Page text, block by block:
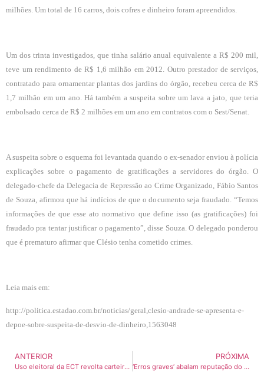
milhões. Um total de 16 carros, dois cofres e dinheiro foram apreendidos.
Um dos trinta investigados, que tinha salário anual equivalente a R$ 200 mil,
teve um rendimento de R$ 1,6 milhão em 2012. Outro prestador de serviços,
contratado para ornamentar plantas dos jardins do órgão, recebeu cerca de R$
1,7 milhão em um ano. Há também a suspeita sobre um lava a jato, que teria
embolsado cerca de R$ 2 milhões em um ano em contratos com o Sest/Senat.
A suspeita sobre o esquema foi levantada quando o ex-senador enviou à polícia
explicações sobre o pagamento de gratificações a servidores do órgão. O
delegado-chefe da Delegacia de Repressão ao Crime Organizado, Fábio Santos
de Souza, afirmou que há indícios de que o documento seja fraudado. “Temos
informações de que esse ato normativo que define isso (as gratificações) foi
fraudado pra tentar justificar o pagamento”, disse Souza. O delegado ponderou
que é prematuro afirmar que Clésio tenha cometido crimes.
Leia mais em:
http://politica.estadao.com.br/noticias/geral,clesio-andrade-se-apresenta-e-
depoe-sobre-suspeita-de-desvio-de-dinheiro,1563048
ANTERIOR
Uso eleitoral da ECT revolta carteiros
PRÓXIMA
‘Erros graves’ abalam reputação do IBGE